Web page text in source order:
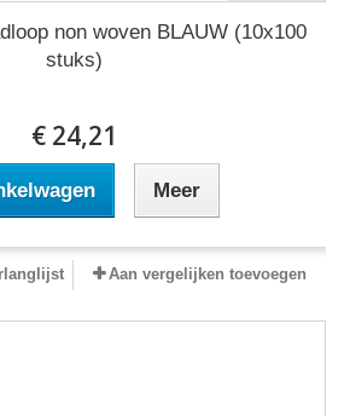
non woven BLAUW (10x100
stuks)
€ 24,21
Meer
Aan vergelijken toevoegen